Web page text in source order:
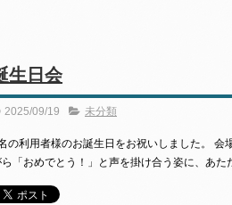
生日会
2025/09/19 未分類
の利用者様のお誕生日をお祝いしました。 会
「おめでとう！」と声を掛け合う姿に、あ